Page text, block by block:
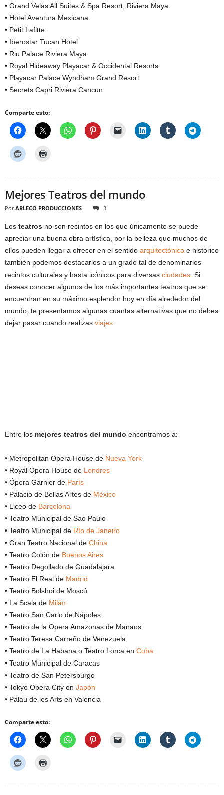
• Grand Velas All Suites & Spa Resort, Riviera Maya
• Hotel Aventura Mexicana
• Petit Lafitte
• Iberostar Tucan Hotel
• Riu Palace Riviera Maya
• Royal Hideaway Playacar & Occidental Resorts
• Playacar Palace Wyndham Grand Resort
• Secrets Capri Riviera Cancun
Comparte esto:
Mejores Teatros del mundo
Por ARLECO PRODUCCIONES 3
Los teatros no son recintos en los que únicamente se puede
apreciar una buena obra artística, por la belleza que muchos de
ellos pueden llegar a ofrecer en el sentido arquitectónico e histórico
también podemos destacarlos a un grado tal de denominarlos
recintos culturales y hasta icónicos para diversas ciudades. Si
deseas conocer algunos de los más importantes teatros que se
encuentran en su máximo esplendor hoy en día alrededor del
mundo, te presentamos algunas cuantas alternativas que no debes
dejar pasar cuando realizas viajes.
Entre los mejores teatros del mundo encontramos a:
• Metropolitan Opera House de Nueva York
• Royal Opera House de Londres
• Ópera Garnier de París
• Palacio de Bellas Artes de México
• Liceo de Barcelona
• Teatro Municipal de Sao Paulo
• Teatro Municipal de Río de Janeiro
• Gran Teatro Nacional de China
• Teatro Colón de Buenos Aires
• Teatro Degollado de Guadalajara
• Teatro El Real de Madrid
• Teatro Bolshoi de Moscú
• La Scala de Milán
• Teatro San Carlo de Nápoles
• Teatro de la Opera Amazonas de Manaos
• Teatro Teresa Carreño de Venezuela
• Teatro de La Habana o Teatro Lorca en Cuba
• Teatro Municipal de Caracas
• Teatro de San Petersburgo
• Tokyo Opera City en Japón
• Palau de les Arts en Valencia
Comparte esto: